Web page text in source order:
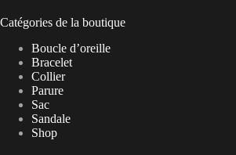
Catégories de la boutique
Boucle d’oreille
Bracelet
Collier
Parure
Sac
Sandale
Shop